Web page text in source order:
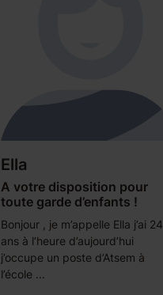
Ella
A votre disposition pour
toute garde d’enfants !
Bonjour , je m’appelle Ella j’ai 24
ans à l’heure d’aujourd’hui
j’occupe un poste d’Atsem à
l’école ...